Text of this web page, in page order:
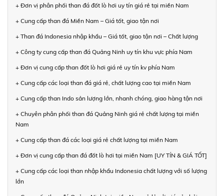
+ Đơn vị phân phối than đá đốt lò hơi uy tín giá rẻ tại miền Nam
+ Cung cấp than đá Miền Nam – Giá tốt, giao tận nơi
+ Than đá Indonesia nhập khẩu – Giá tốt, giao tận nơi – Chất lượng
+ Công ty cung cấp than đá Quảng Ninh uy tín khu vực phía Nam
+ Đơn vị cung cấp than đốt lò hơi giá rẻ uy tín kv phía Nam
+ Cung cấp các loại than đá giá rẻ, chất lượng cao tại miền Nam
+ Cung cấp than Indo sản lượng lớn, nhanh chóng, giao hàng tận nơi
+ Chuyên phân phối than đá Quảng Ninh giá rẻ chất lượng tại miền
Nam
+ Cung cấp than đá các loại giá rẻ chất lượng tại miền Nam
+ Đơn vị cung cấp than đá đốt lò hơi tại miền Nam [UY TÍN & GIÁ TỐT]
+ Cung cấp các loại than nhập khẩu Indonesia chất lượng với số lượng
lớn